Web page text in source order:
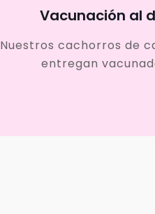
Vacunación al
Nuestros cachorros de
entregan